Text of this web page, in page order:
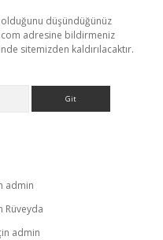
olduğunu düşündüğünüz
adresine bildirmeniz
sitemizden kaldırılacaktır.
admin
Rüveyda
admin